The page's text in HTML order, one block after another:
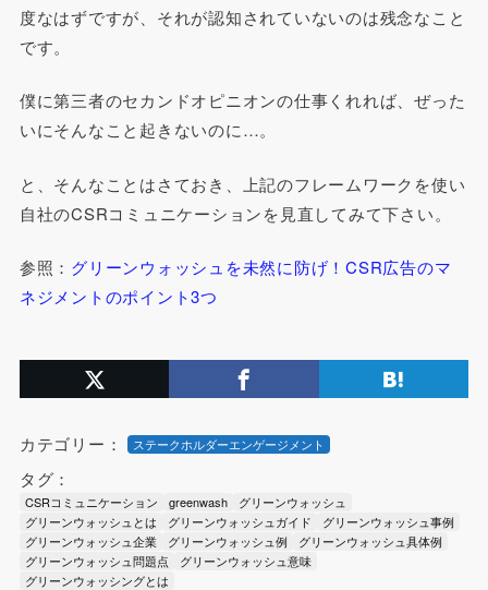
度なはずですが、それが認知されていないのは残念なこと
です。
僕に第三者のセカンドオピニオンの仕事くれれば、ぜった
いにそんなこと起きないのに…。
と、そんなことはさておき、上記のフレームワークを使い
自社のCSRコミュニケーションを見直してみて下さい。
参照： グリーンウォッシュを未然に防げ！CSR広告のマ
ネジメントのポイント3つ
カテゴリー： ステークホルダーエンゲージメント
タグ：
CSRコミュニケーション greenwash
グリーンウォッシュ
グリーンウォッシュとは
グリーンウォッシュガイド
グリーンウォッシュ事例
グリーンウォッシュ企業
グリーンウォッシュ例
グリーンウォッシュ具体例
グリーンウォッシュ問題点
グリーンウォッシュ意味
グリーンウォッシングとは